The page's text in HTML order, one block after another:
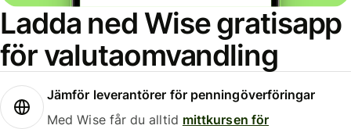
Ladda ned Wise gratisapp
för valutaomvandling
Jämför leverantörer för penningöverföringar
Med Wise får du alltid mittkursen för